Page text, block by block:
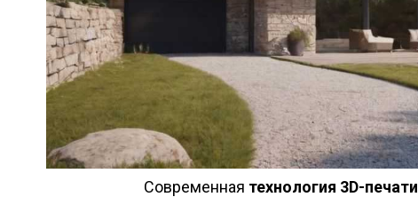
Современная технология 3D-печати